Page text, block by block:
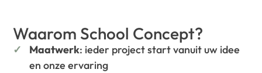
Waarom School Concept?
Maatwerk: ieder project start vanuit uw idee
en onze ervaring